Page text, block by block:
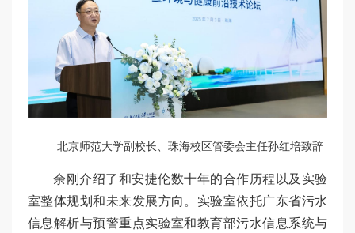
北京师范大学副校长、珠海校区管委会主任孙红培致辞
余刚介绍了和安捷伦数十年的合作历程以及实验
室整体规划和未来发展方向。实验室依托广东省污水
信息解析与预警重点实验室和教育部污水信息系统与